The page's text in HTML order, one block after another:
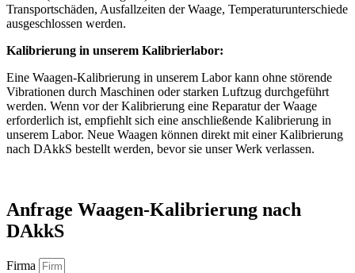
Transportschäden, Ausfallzeiten der Waage, Temperaturunterschiede
ausgeschlossen werden.
Kalibrierung in unserem Kalibrierlabor:
Eine Waagen-Kalibrierung in unserem Labor kann ohne störende
Vibrationen durch Maschinen oder starken Luftzug durchgeführt
werden. Wenn vor der Kalibrierung eine Reparatur der Waage
erforderlich ist, empfiehlt sich eine anschließende Kalibrierung in
unserem Labor. Neue Waagen können direkt mit einer Kalibrierung
nach DAkkS bestellt werden, bevor sie unser Werk verlassen.
Anfrage Waagen-Kalibrierung nach
DAkkS
Firma